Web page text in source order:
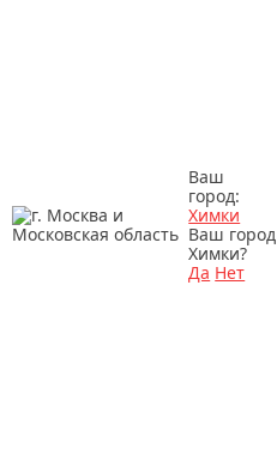
Ваш
город:
Химки
Ваш город
Химки?
Да Нет